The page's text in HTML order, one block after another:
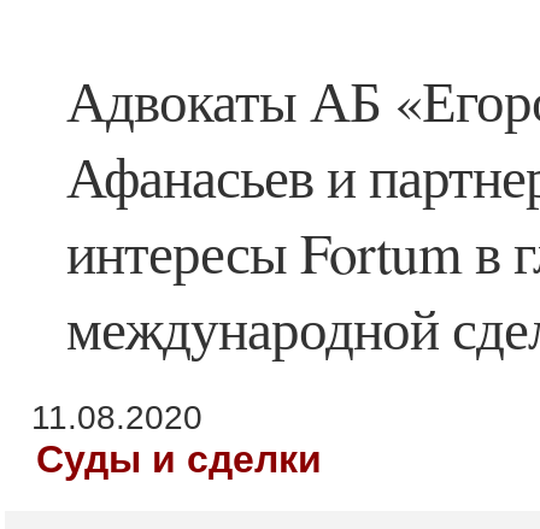
Адвокаты АБ
Афанасьев и
интересы Fortum в
международной
11.08.2020
Суды и сделки